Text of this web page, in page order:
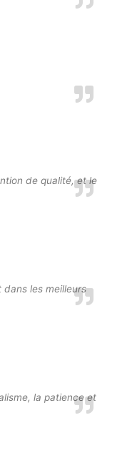
de qualité, et le
dans les meilleurs
la patience et